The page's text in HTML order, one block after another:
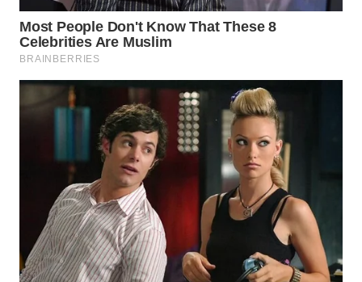
WN
KALTIM
SULSEL
GORONTALO
WN
SULUT
WN